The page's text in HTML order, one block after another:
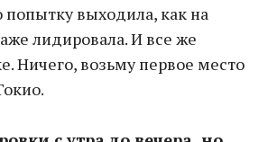
выходила, как на
лидировала. И все же
Ничего, возьму первое место